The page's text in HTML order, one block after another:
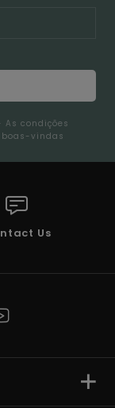
condições
vindas
Us